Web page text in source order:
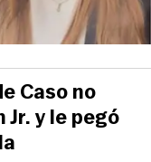
Caso no
y le pegó